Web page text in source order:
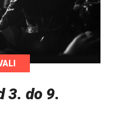
3. do 9.